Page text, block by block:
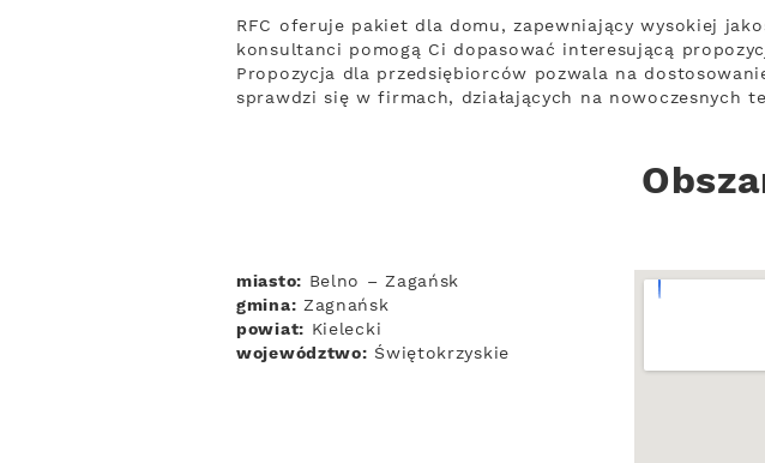
RFC oferuje pakiet dla domu, zapewniający wysokiej
konsultanci pomogą Ci dopasować interesującą
Propozycja dla przedsiębiorców pozwala na
sprawdzi się w firmach, działających na nowoczesnych
miasto: Belno – Zagańsk
gmina: Zagnańsk
powiat: Kielecki
województwo: Świętokrzyskie